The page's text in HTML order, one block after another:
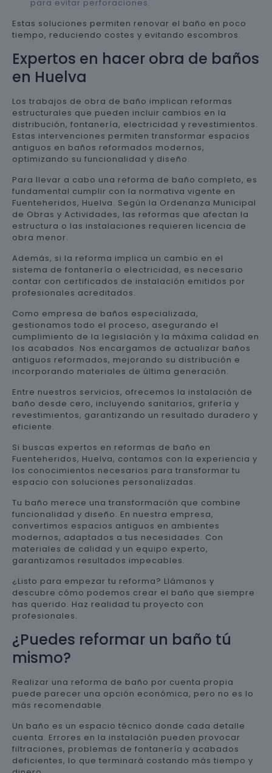
para evitar perforaciones.
Estas soluciones permiten renovar el baño en poco
tiempo, reduciendo costes y evitando escombros.
Expertos en hacer obra de baños
en Huelva
Los trabajos de obra de baño implican reformas
estructurales que pueden incluir cambios en la
distribución, fontanería, electricidad y revestimientos.
Estas intervenciones permiten transformar espacios
antiguos en baños reformados modernos,
optimizando su funcionalidad y diseño.
Para llevar a cabo una reforma de baño completo, es
fundamental cumplir con la normativa vigente en
Fuenteheridos, Huelva. Según la Ordenanza Municipal
de Obras y Actividades, las reformas que afectan la
estructura o las instalaciones requieren licencia de
obra menor.
Además, si la reforma implica un cambio en el
sistema de fontanería o electricidad, es necesario
contar con certificados de instalación emitidos por
profesionales acreditados.
Como empresa de baños especializada,
gestionamos todo el proceso, asegurando el
cumplimiento de la legislación y la máxima calidad en
los acabados. Nos encargamos de actualizar baños
antiguos reformados, mejorando su distribución e
incorporando materiales de última generación.
Entre nuestros servicios, ofrecemos la instalación de
baño desde cero, incluyendo sanitarios, grifería y
revestimientos, garantizando un resultado duradero y
eficiente.
Si buscas expertos en reformas de baño en
Fuenteheridos, Huelva, contamos con la experiencia y
los conocimientos necesarios para transformar tu
espacio con soluciones personalizadas.
Tu baño merece una transformación que combine
funcionalidad y diseño. En nuestra empresa,
convertimos espacios antiguos en ambientes
modernos, adaptados a tus necesidades. Con
materiales de calidad y un equipo experto,
garantizamos resultados impecables.
¿Listo para empezar tu reforma? Llámanos y
descubre cómo podemos crear el baño que siempre
has querido. Haz realidad tu proyecto con
profesionales.
¿Puedes reformar un baño tú
mismo?
Realizar una reforma de baño por cuenta propia
puede parecer una opción económica, pero no es lo
más recomendable.
Un baño es un espacio técnico donde cada detalle
cuenta. Errores en la instalación pueden provocar
filtraciones, problemas de fontanería y acabados
deficientes, lo que terminará costando más tiempo y